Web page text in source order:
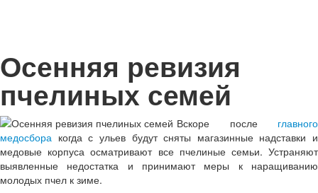
Осенняя ревизия
пчелиных семей
Вскоре после главного
медосбора когда с ульев будут сняты магазинные надставки и
медовые корпуса осматривают все пчелиные семьи. Устраняют
выявленные недостатка и принимают меры к наращиванию
молодых пчел к зиме.